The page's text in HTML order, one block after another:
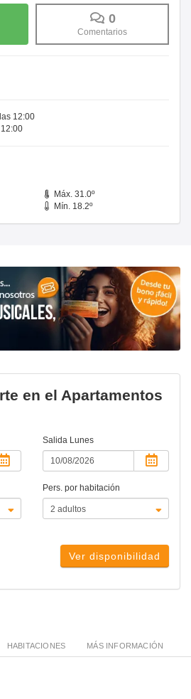
0
Comentarios
12:00
Máx. 31.0º
Mín. 18.2º
en el Apartamentos
Salida Lunes
Pers. por habitación
Ver disponibilidad
HABITACIONES MÁS INFORMACIÓN